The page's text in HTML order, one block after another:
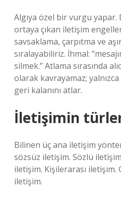
Algıya özel bir vurgu yapar.
ortaya çıkan iletişim
savsaklama, çarpıtma ve
sıralayabiliriz. İhmal:
silmek.” Atlama sırasında
olarak kavrayamaz;
geri kalanını atlar.
İletişimin
Bilinen üç ana iletişim
sözsüz iletişim. Sözlü
iletişim. Kişilerarası
iletişim.